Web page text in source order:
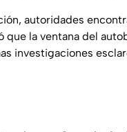
autoridades
que la ventana del
investigaciones